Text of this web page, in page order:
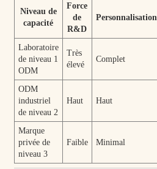
Niveau de
capacité
Force
de
R&D
Personnalisation
Laboratoire
de niveau 1
ODM
Très
élevé
Complet
ODM
industriel
de niveau 2
Haut Haut
Marque
privée de
niveau 3
Faible Minimal